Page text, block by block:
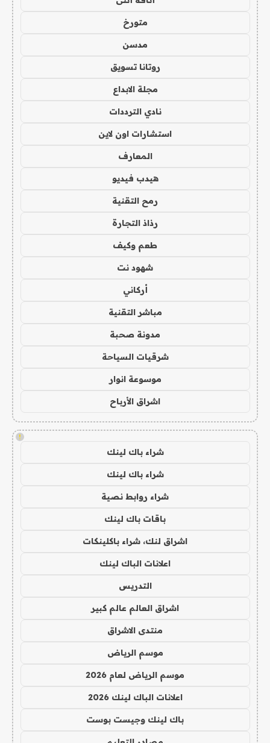
متورخ
مدسن
روتانا تسويق
مجلة الابداع
نادي الترددات
استشارات اون لاين
المعارف
هيدب فيديو
رمح التقنية
رذاذ التجارة
طعم وكيف
شهود نت
أركاني
مباشر التقنية
مدونة صحبة
شرقيات السياحة
موسوعة انوار
اشراق الأرباح
!
شراء باك لينك
شراء باك لينك
شراء روابط نصية
باقات باك لينك
اشراق لنك، شراء باكلينكات
اعلانات الباك لينك
التدريس
اشراق العالم عالم كبير
منتدى الاشراق
موسم الرياض
موسم الرياض لعام 2026
اعلانات الباك لينك 2026
باك لينك وجيست بوست